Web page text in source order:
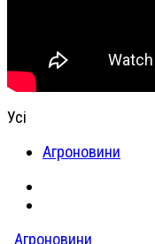
Усі
Агроновини
Агроновини